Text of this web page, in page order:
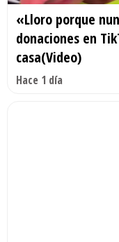
«Lloro porque
donaciones en
casa(Video)
Hace 1 día